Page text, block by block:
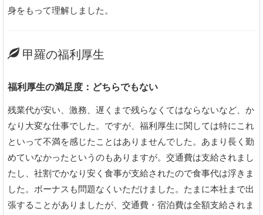
身をもって理解しました。
甲羅の福利厚生
福利厚生の満足度：どちらでもない
残業代が安い、激務、遅くまで残らなくてはならないなど、か
なり大変な仕事でした。ですが、福利厚生に関しては特にこれ
といって不満を感じたことはありませんでした。あまり長く勤
めていなかったというのもありますが。交通費は支給されまし
たし、社割でかなり安く食事が支給されたので食事代は浮きま
した。ボーナスも問題なくいただけました。たまに本社まで出
張することがありましたが、交通費・宿泊費は全額支給されま